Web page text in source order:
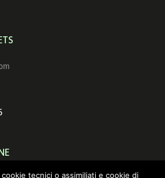
tecnici o assimiliati e cookie di